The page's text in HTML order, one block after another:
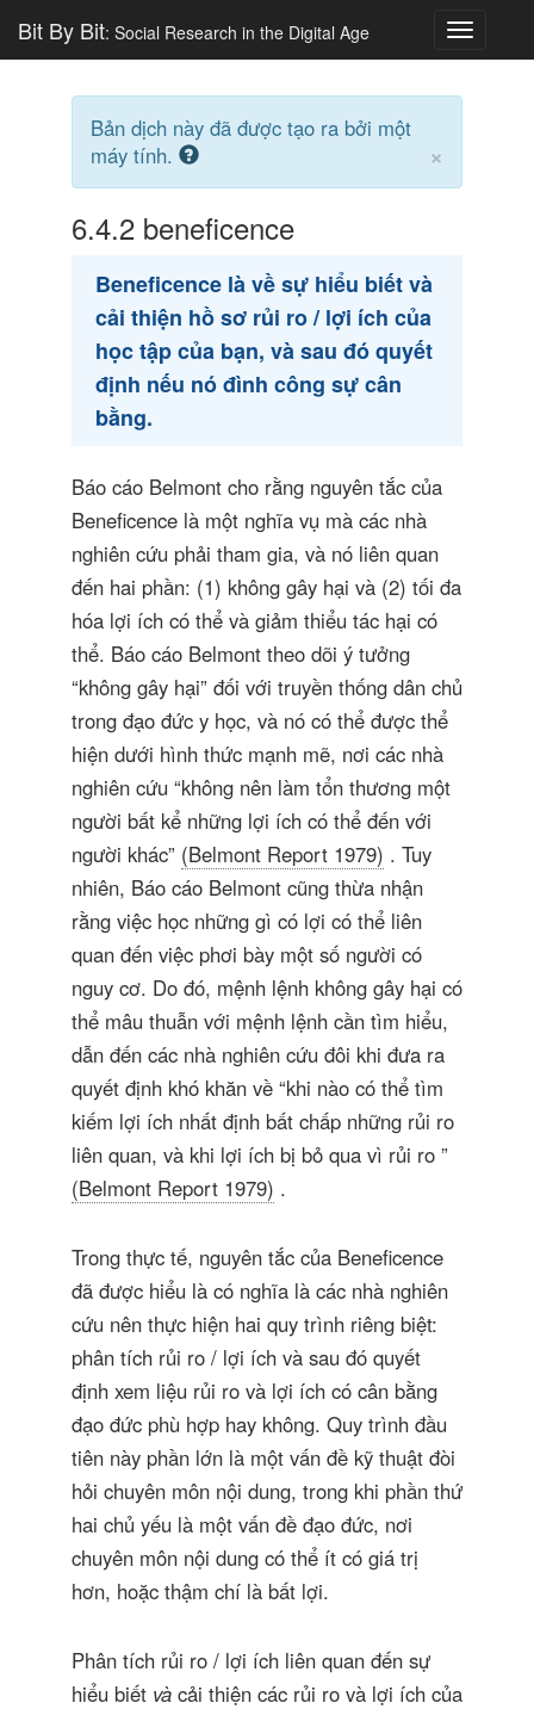
Toggle
Bit By Bit: Social Research in the Digital Age
Bản dịch này đã được tạo ra bởi một
máy tính.
×
6.4.2 beneficence
Beneficence là về sự hiểu biết và
cải thiện hồ sơ rủi ro / lợi ích của
học tập của bạn, và sau đó quyết
định nếu nó đình công sự cân
bằng.
Báo cáo Belmont cho rằng nguyên tắc của
Beneficence là một nghĩa vụ mà các nhà
nghiên cứu phải tham gia, và nó liên quan
đến hai phần: (1) không gây hại và (2) tối đa
hóa lợi ích có thể và giảm thiểu tác hại có
thể. Báo cáo Belmont theo dõi ý tưởng
“không gây hại” đối với truyền thống dân chủ
trong đạo đức y học, và nó có thể được thể
hiện dưới hình thức mạnh mẽ, nơi các nhà
nghiên cứu “không nên làm tổn thương một
người bất kể những lợi ích có thể đến với
người khác” (Belmont Report 1979) . Tuy
nhiên, Báo cáo Belmont cũng thừa nhận
rằng việc học những gì có lợi có thể liên
quan đến việc phơi bày một số người có
nguy cơ. Do đó, mệnh lệnh không gây hại có
thể mâu thuẫn với mệnh lệnh cần tìm hiểu,
dẫn đến các nhà nghiên cứu đôi khi đưa ra
quyết định khó khăn về “khi nào có thể tìm
kiếm lợi ích nhất định bất chấp những rủi ro
liên quan, và khi lợi ích bị bỏ qua vì rủi ro ”
(Belmont Report 1979) .
Trong thực tế, nguyên tắc của Beneficence
đã được hiểu là có nghĩa là các nhà nghiên
cứu nên thực hiện hai quy trình riêng biệt:
phân tích rủi ro / lợi ích và sau đó quyết
định xem liệu rủi ro và lợi ích có cân bằng
đạo đức phù hợp hay không. Quy trình đầu
tiên này phần lớn là một vấn đề kỹ thuật đòi
hỏi chuyên môn nội dung, trong khi phần thứ
hai chủ yếu là một vấn đề đạo đức, nơi
chuyên môn nội dung có thể ít có giá trị
hơn, hoặc thậm chí là bất lợi.
Phân tích rủi ro / lợi ích liên quan đến sự
hiểu biết và cải thiện các rủi ro và lợi ích của